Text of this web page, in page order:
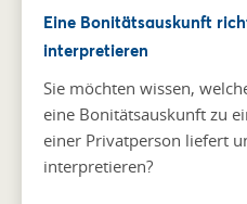
Eine Bonitätsauskunft
interpretieren
Sie möchten wissen,
eine Bonitätsauskunft zu
einer Privatperson liefert
interpretieren?